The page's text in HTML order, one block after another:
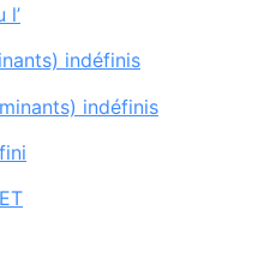
l’
indéfinis
indéfinis